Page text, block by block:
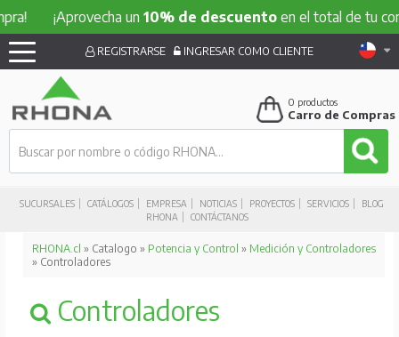
¡Aprovecha un10% de descuentoen el total de tu compra!
SUCURSALES CATÁLOGOS EMPRESA NOTICIAS PROYECTOS SERVICIOS
BLOG
RHONA
CONTÁCTANOS
REGISTRARSE INGRESAR COMO CLIENTE
0 productos
Carro de Compras
RHONA.cl » Catalogo » Potencia y Control » Medición y Controladores
» Controladores
Controladores